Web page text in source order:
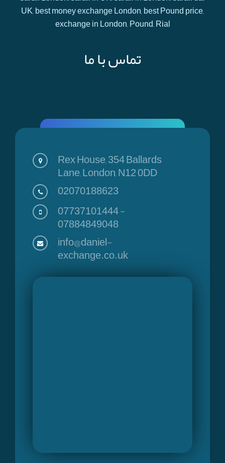
UK, best money exchange London, best Pound price,
exchange in London, Pound, Rial
تماس با ما
Rex House, 354 Ballards
Lane, London, N12 0DD
02070188623
07737101444-
07884849048
info@daniel-
exchange.co.uk